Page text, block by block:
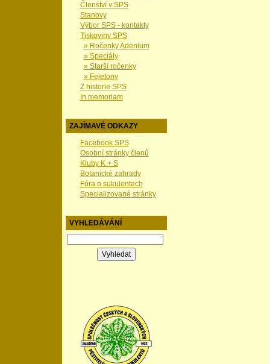
Členství v SPS
Stanovy
Výbor SPS - kontakty
Tiskoviny SPS
» Ročenky Adenium
» Speciály
» Starší ročenky
» Fejetony
Z historie SPS
In memoriam
ZAJÍMAVÉ ODKAZY
Facebook SPS
Osobní stránky členů
Kluby K + S
Botanické zahrady
Fóra o sukulentech
Specializované stránky
VYHLEDÁVÁNÍ